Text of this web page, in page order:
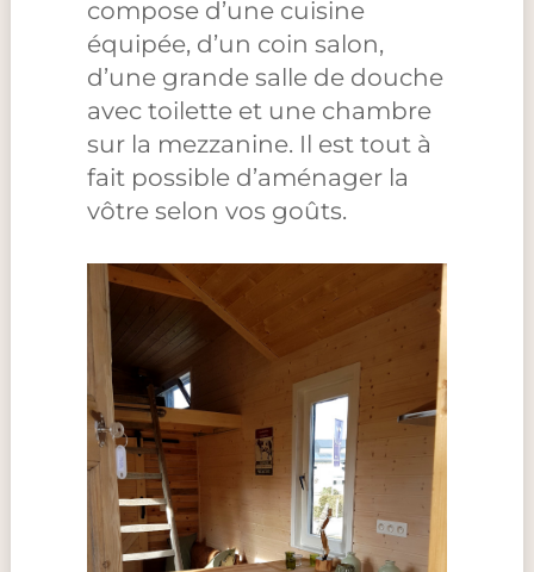
compose d’une cuisine
équipée, d’un coin salon,
d’une grande salle de douche
avec toilette et une chambre
sur la mezzanine. Il est tout à
fait possible d’aménager la
vôtre selon vos goûts.